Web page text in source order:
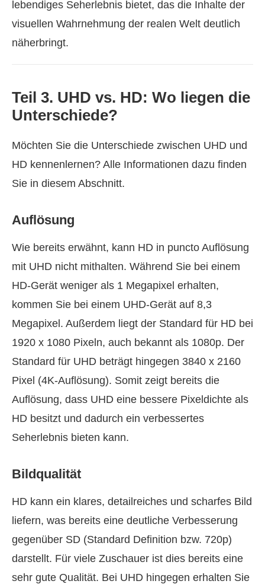
lebendiges Seherlebnis bietet, das die Inhalte der
visuellen Wahrnehmung der realen Welt deutlich
näherbringt.
Teil 3. UHD vs. HD: Wo liegen die
Unterschiede?
Möchten Sie die Unterschiede zwischen UHD und
HD kennenlernen? Alle Informationen dazu finden
Sie in diesem Abschnitt.
Auflösung
Wie bereits erwähnt, kann HD in puncto Auflösung
mit UHD nicht mithalten. Während Sie bei einem
HD-Gerät weniger als 1 Megapixel erhalten,
kommen Sie bei einem UHD-Gerät auf 8,3
Megapixel. Außerdem liegt der Standard für HD bei
1920 x 1080 Pixeln, auch bekannt als 1080p. Der
Standard für UHD beträgt hingegen 3840 x 2160
Pixel (4K-Auflösung). Somit zeigt bereits die
Auflösung, dass UHD eine bessere Pixeldichte als
HD besitzt und dadurch ein verbessertes
Seherlebnis bieten kann.
Bildqualität
HD kann ein klares, detailreiches und scharfes Bild
liefern, was bereits eine deutliche Verbesserung
gegenüber SD (Standard Definition bzw. 720p)
darstellt. Für viele Zuschauer ist dies bereits eine
sehr gute Qualität. Bei UHD hingegen erhalten Sie